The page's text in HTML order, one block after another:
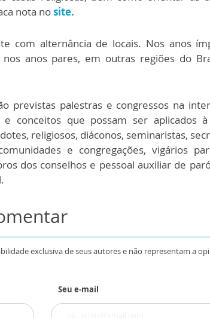
nota nosite.
com alternância de locais. Nos anos
anos pares, em outras regiões do
previstas palestras e congressos na
conceitos que possam ser aplicados
religiosos, diáconos, seminaristas,
e congregações, vigários
dos conselhos e pessoal auxiliar de
exclusiva de seus autores e não representam a
Seu e-mail